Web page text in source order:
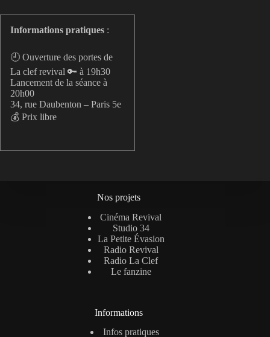
Informations pratiques :
🕘 Ouverture des portes de
La clef revival 🔑 à 19h30
Lancement de la séance à
20h00
34, rue Daubenton – Paris 5e
💰 Prix libre
Nos projets
Cinéma Revival
Studio 34
La Petite Évasion
Radio Revival
Radio La Clef
Le fanzine
Informations
Infos pratiques